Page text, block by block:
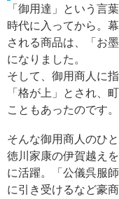
「御用達」という言
時代に入ってから。
される商品は、「お
になりました。
そして、御用商人に
「格が上」とされ、
こともあったのです。
そんな御用商人のひ
徳川家康の伊賀越え
に活躍。「公儀呉服
に引き受けるなど豪